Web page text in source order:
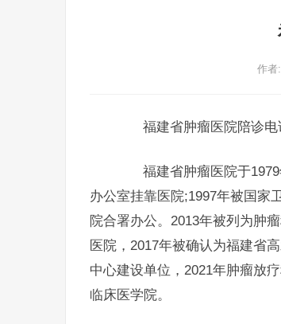
作者:
福建省肿瘤医院陪诊电
福建省肿瘤医院于1979
办公室挂靠医院;1997年被国家
院合署办公。2013年被列为肿
医院，2017年被确认为福建省
中心建设单位，2021年肿瘤放
临床医学院。